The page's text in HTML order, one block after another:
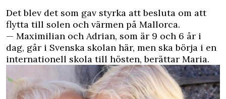
Det blev det som gav styrka att besluta om att
flytta till solen och värmen på Mallorca.
— Maximilian och Adrian, som är 9 och 6 år i
dag, går i Svenska skolan här, men ska börja i en
internationell skola till hösten, berättar Maria.